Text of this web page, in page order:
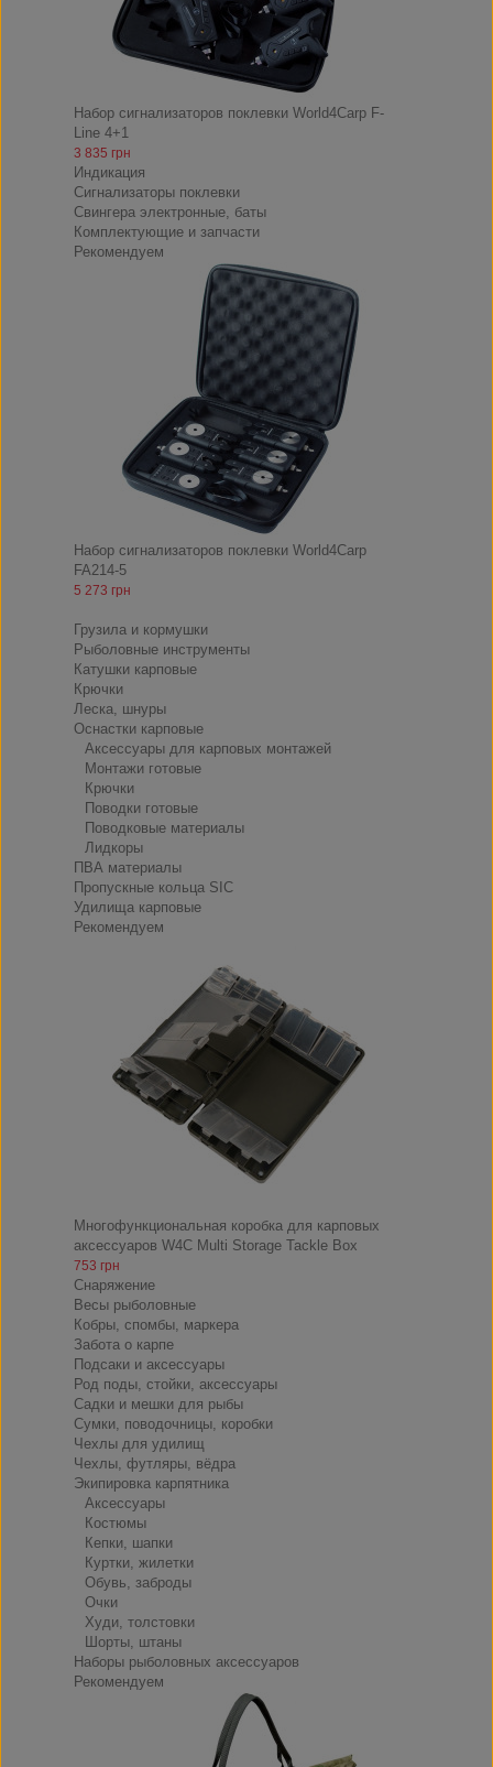
Набор сигнализаторов поклевки World4Carp F-
Line 4+1
3 835 грн
Индикация
Сигнализаторы поклевки
Свингера электронные, баты
Комплектующие и запчасти
Рекомендуем
Набор сигнализаторов поклевки World4Carp
FA214-5
5 273 грн
Грузила и кормушки
Рыболовные инструменты
Катушки карповые
Крючки
Леска, шнуры
Оснастки карповые
Аксессуары для карповых монтажей
Монтажи готовые
Крючки
Поводки готовые
Поводковые материалы
Лидкоры
ПВА материалы
Пропускные кольца SIC
Удилища карповые
Рекомендуем
Многофункциональная коробка для карповых
аксессуаров W4C Multi Storage Tackle Box
753 грн
Снаряжение
Весы рыболовные
Кобры, спомбы, маркера
Забота о карпе
Подсаки и аксессуары
Род поды, стойки, аксессуары
Садки и мешки для рыбы
Сумки, поводочницы, коробки
Чехлы для удилищ
Чехлы, футляры, вёдра
Экипировка карпятника
Аксессуары
Костюмы
Кепки, шапки
Куртки, жилетки
Обувь, заброды
Очки
Худи, толстовки
Шорты, штаны
Наборы рыболовных аксессуаров
Рекомендуем